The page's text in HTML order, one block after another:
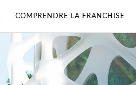
COMPRENDRE LA FRANCHISE